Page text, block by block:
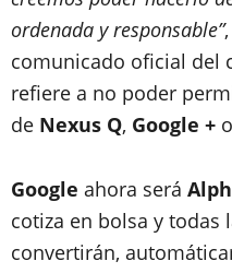
ordenada y responsable”
comunicado oficial del
refiere a no poder
de Nexus Q, Google + o
Google ahora será
cotiza en bolsa y todas
convertirán,